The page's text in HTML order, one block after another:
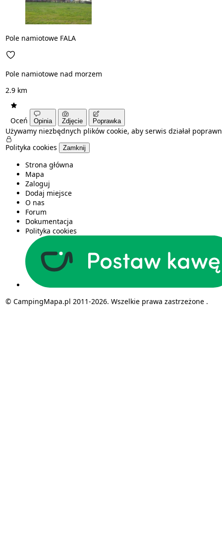
Pole namiotowe FALA
Pole namiotowe nad morzem
2.9 km
Oceń Opinia Zdjęcie Poprawka
Używamy niezbędnych plików cookie, aby serwis działał
Polityka cookies
Zamknij
Strona główna
Mapa
Zaloguj
Dodaj miejsce
O nas
Forum
Dokumentacja
Polityka cookies
© CampingMapa.pl 2011-2026. Wszelkie prawa zastrzeżone .